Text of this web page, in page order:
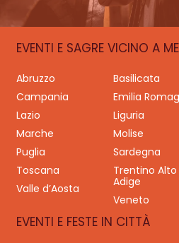
EVENTI E SAGRE VICINO A ME
Abruzzo Basilicata
Campania
Emilia
Lazio
Liguria
Marche
Molise
Puglia
Sardegna
Toscana
Trentino Alto
Adige
Valle d’Aosta
Veneto
EVENTI E FESTE IN CITTÀ